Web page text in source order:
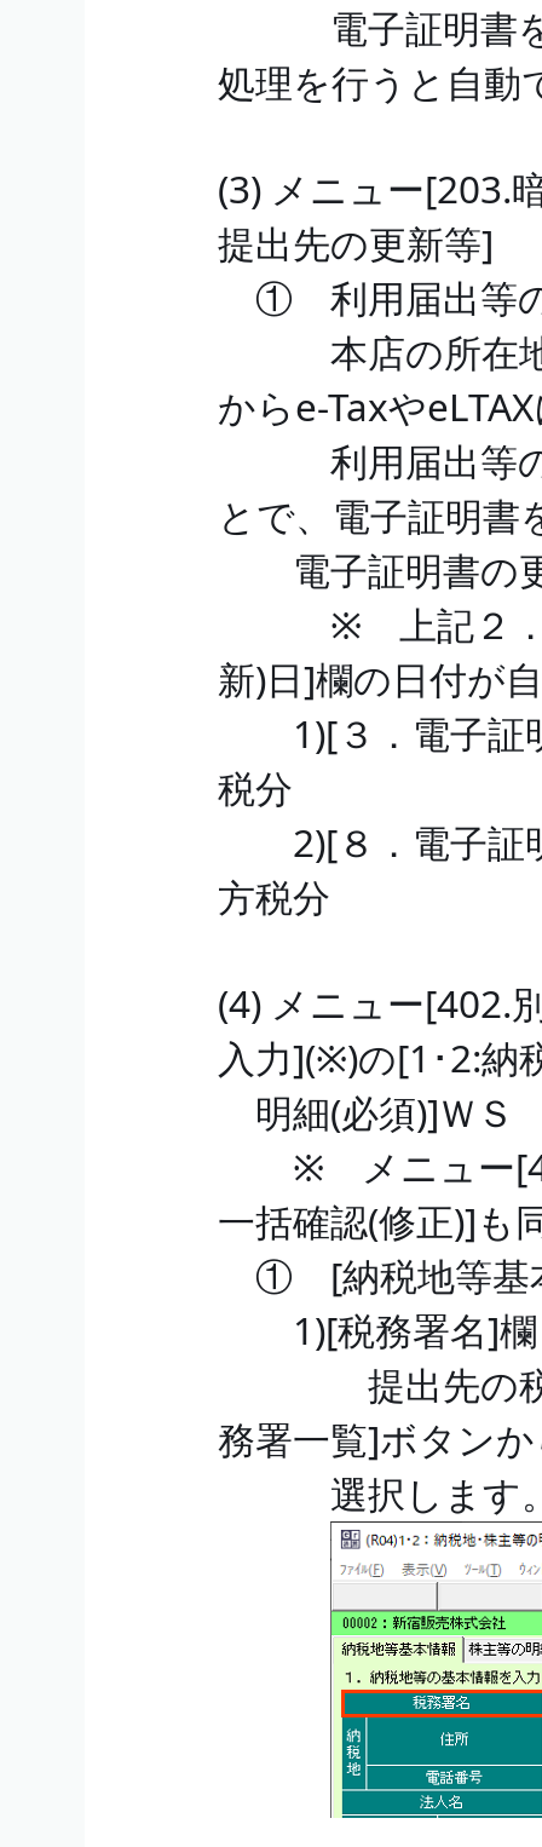
電子証明書を
処理を行うと自動
(3) メニュー[203.
提出先の更新等]
① 利用届出等
本店の所在地
からe-Taxや
利用届出等の
とで、電子証明書
電子証明書の
※ 上記２．
新)日]欄の日付が
1)[３．電子証
税分
2)[８．電子証
方税分
(4) メニュー[402.
入力](※)の[1･2:納
明細(必須)]ＷＳ
※ メニュー
一括確認(修正)]も
① [納税地等基
1)[税務署名]欄
提出先の税務
務署一覧]ボタン
選択します